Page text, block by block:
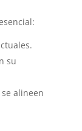
su
alineen